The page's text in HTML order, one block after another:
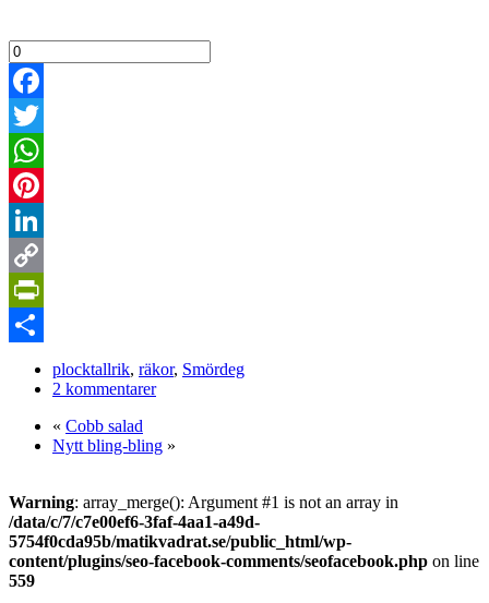
Facebook
Twitter
WhatsApp
Pinterest
LinkedIn
Copy
Link
PrintFriendly
plocktallrik, räkor, Smördeg
2 kommentarer
« Cobb salad
Nytt bling-bling »
Warning: array_merge(): Argument #1 is not an array in
/data/c/7/c7e00ef6-3faf-4aa1-a49d-
5754f0cda95b/matikvadrat.se/public_html/wp-
content/plugins/seo-facebook-comments/seofacebook.php on line
559